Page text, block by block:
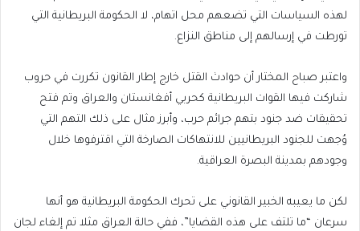
لهذه السياسات التي تضعهم محل اتهام، لا الحكومة البريطانية التي
تورطت في إرسالهم إلى مناطق النزاع.
واعتبر صباح المختار أن حوادث القتل خارج إطار القانون تكررت في حروب
شاركت فيها القوات البريطانية كحربي أفغانستان والعراق وتم فتح
تحقيقات ضد جنود بتهم جرائم حرب، وأبرز مثال على ذلك التهم التي
وُجهت للجنود البريطانيين للانتهاكات الصارخة التي اقترفوها خلال
وجودهم بمدينة البصرة العراقية.
لكن ما يعيبه الخبير القانوني على تحرك الحكومة البريطانية هو أنها
سرعان “ما تلتف على هذه القضايا”، ففي حالة العراق مثلا تم إلغاء لجان